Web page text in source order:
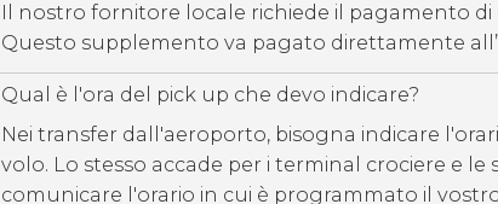
Il nostro fornitore locale richiede il pagamento di
Questo supplemento va pagato direttamente
Qual è l'ora del pick up che devo indicare?
Nei transfer dall'aeroporto, bisogna indicare
volo. Lo stesso accade per i terminal crociere e le
comunicare l'orario in cui è programmato il